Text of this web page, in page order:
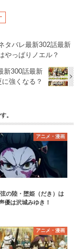
タバレ最新302話最新
やっぱりノエル？
新300話最新
強くなる？
。
アニメ・漫画
の陸・堕姫（だき）は
優は沢城みゆき！
アニメ・漫画